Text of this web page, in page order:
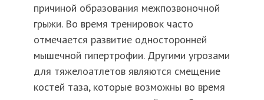
причиной образования межпозвоночной
грыжи. Во время тренировок часто
отмечается развитие односторонней
мышечной гипертрофии. Другими угрозами
для тяжелоатлетов являются смещение
костей таза, которые возможны во время